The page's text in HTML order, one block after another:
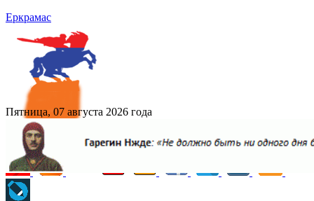
Еркрамас
Пятница, 07 августа 2026 года